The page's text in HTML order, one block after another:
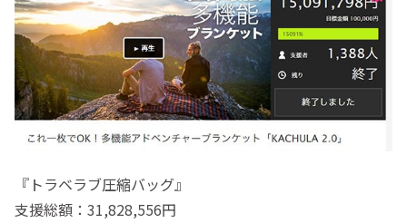
『トラベラブ圧縮バッグ』
支援総額：31,828,556円